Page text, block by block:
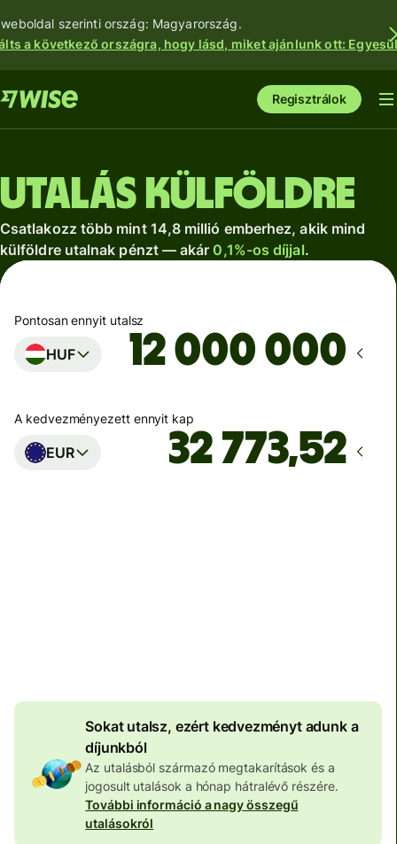
szerinti ország: Magyarország.
a következő országra, hogy lásd, miket ajánlunk ott:
Regisztrálok
Utalás külföldre
Csatlakozz több mint 14,8 millió emberhez, akik mind
külföldre utalnak pénzt — akár 0,1%-os díjjal.
Pontosan ennyit utalsz
HUF
A kedvezményezett ennyit kap
EUR
Sokat utalsz, ezért kedvezményt adunk a
díjunkból
Az utalásból származó megtakarítások és a
jogosult utalások a hónap hátralévő részére.
További információ a nagy összegű
utalásokról